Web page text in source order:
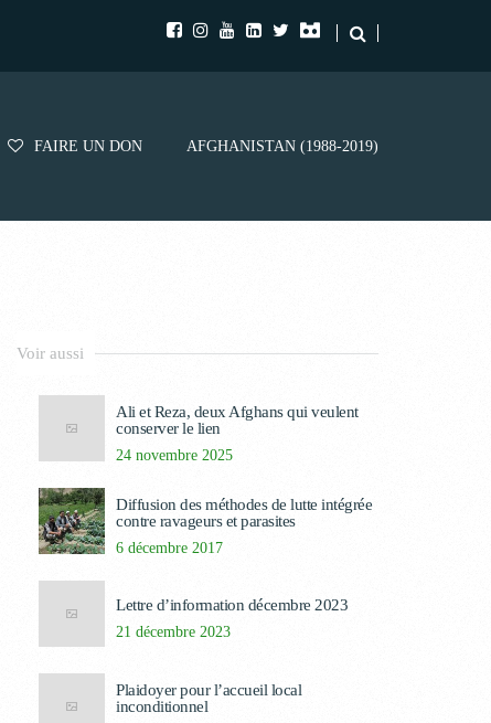
FAIRE UN DON AFGHANISTAN (1988-2019)
Voir aussi
Ali et Reza, deux Afghans qui veulent
conserver le lien
24 novembre 2025
Diffusion des méthodes de lutte intégrée
contre ravageurs et parasites
6 décembre 2017
Lettre d’information décembre 2023
21 décembre 2023
Plaidoyer pour l’accueil local
inconditionnel